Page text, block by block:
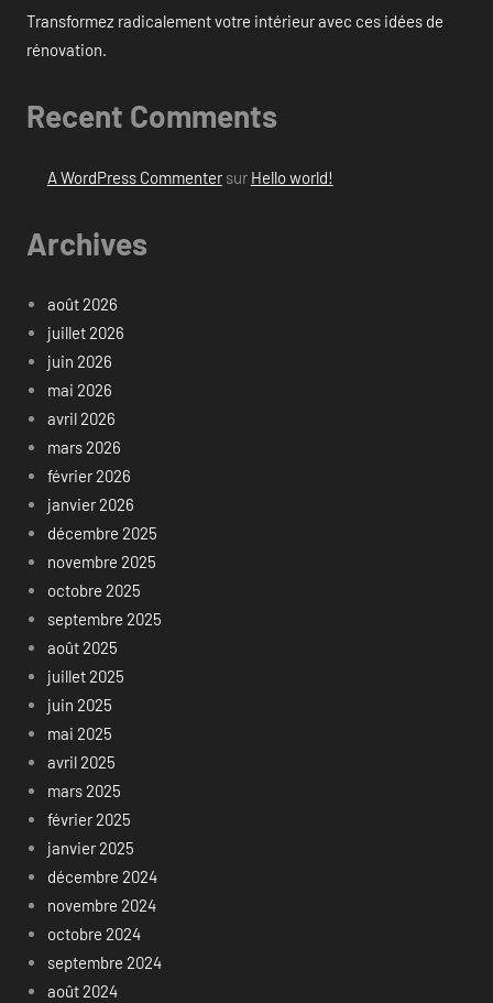
Transformez radicalement votre intérieur avec ces idées de
rénovation.
Recent Comments
A WordPress Commentersur Hello world!
Archives
août 2026
juillet 2026
juin 2026
mai 2026
avril 2026
mars 2026
février 2026
janvier 2026
décembre 2025
novembre 2025
octobre 2025
septembre 2025
août 2025
juillet 2025
juin 2025
mai 2025
avril 2025
mars 2025
février 2025
janvier 2025
décembre 2024
novembre 2024
octobre 2024
septembre 2024
août 2024